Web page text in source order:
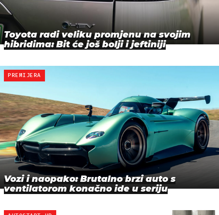
Toyota radi veliku promjenu na svojim
hibridima: Bit će još bolji i jeftiniji
PREMIJERA
Vozi i naopako: Brutalno brzi auto s
ventilatorom konačno ide u seriju